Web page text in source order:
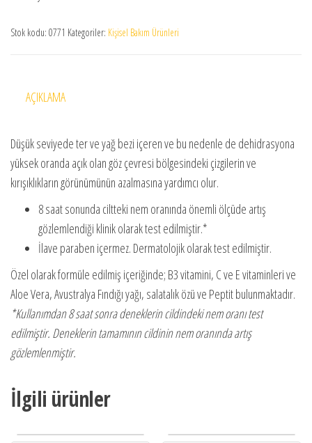
Stok kodu: 0771 Kategoriler: Kişisel Bakım Ürünleri
AÇIKLAMA
Düşük seviyede ter ve yağ bezi içeren ve bu nedenle de dehidrasyona
yüksek oranda açık olan göz çevresi bölgesindeki çizgilerin ve
kırışıklıkların görünümünün azalmasına yardımcı olur.
8 saat sonunda ciltteki nem oranında önemli ölçüde artış
gözlemlendiği klinik olarak test edilmiştir.*
İlave paraben içermez. Dermatolojik olarak test edilmiştir.
Özel olarak formüle edilmiş içeriğinde; B3 vitamini, C ve E vitaminleri ve
Aloe Vera, Avustralya Fındığı yağı, salatalık özü ve Peptit bulunmaktadır.
*Kullanımdan 8 saat sonra deneklerin cildindeki nem oranı test
edilmiştir. Deneklerin tamamının cildinin nem oranında artış
gözlemlenmiştir.
İlgili ürünler